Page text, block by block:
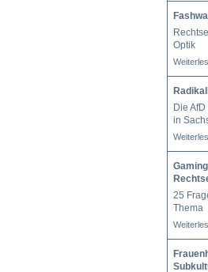
Optik
Die
in
25
Thema